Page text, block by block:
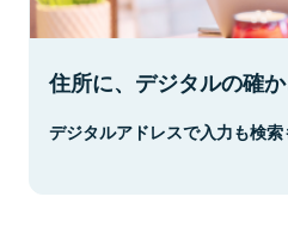
住所に、デジタルの確か
デジタルアドレスで入力も検索